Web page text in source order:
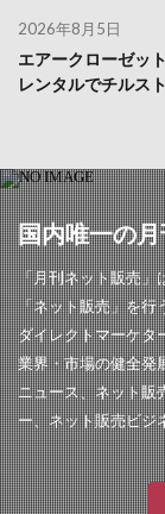
2026年8月5日
エアークローゼッ
レンタルでチルス
国内唯一の
「月刊ネット販売」
「ネット販売」を行
ダイレクトマーケタ
業界・市場の健全発
ニュース、ネット販
ー、ネット販売ビジ